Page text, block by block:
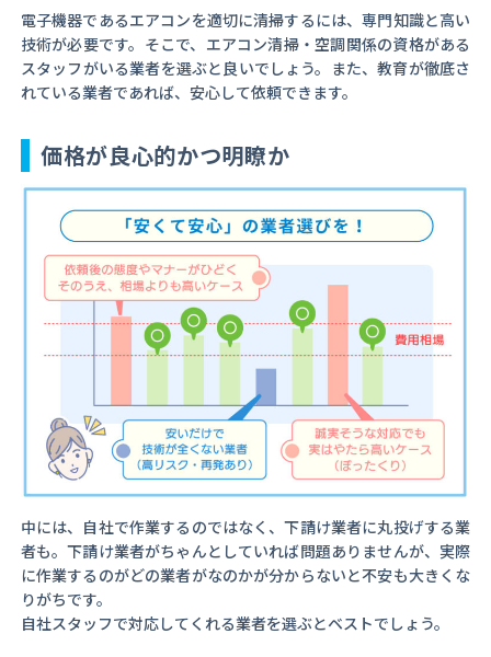
電子機器であるエアコンを適切に清掃するには、専門知識と高い
技術が必要です。そこで、エアコン清掃・空調関係の資格がある
スタッフがいる業者を選ぶと良いでしょう。また、教育が徹底さ
れている業者であれば、安心して依頼できます。
価格が良心的かつ明瞭か
中には、自社で作業するのではなく、下請け業者に丸投げする業
者も。下請け業者がちゃんとしていれば問題ありませんが、実際
に作業するのがどの業者がなのかが分からないと不安も大きくな
りがちです。
自社スタッフで対応してくれる業者を選ぶとベストでしょう。